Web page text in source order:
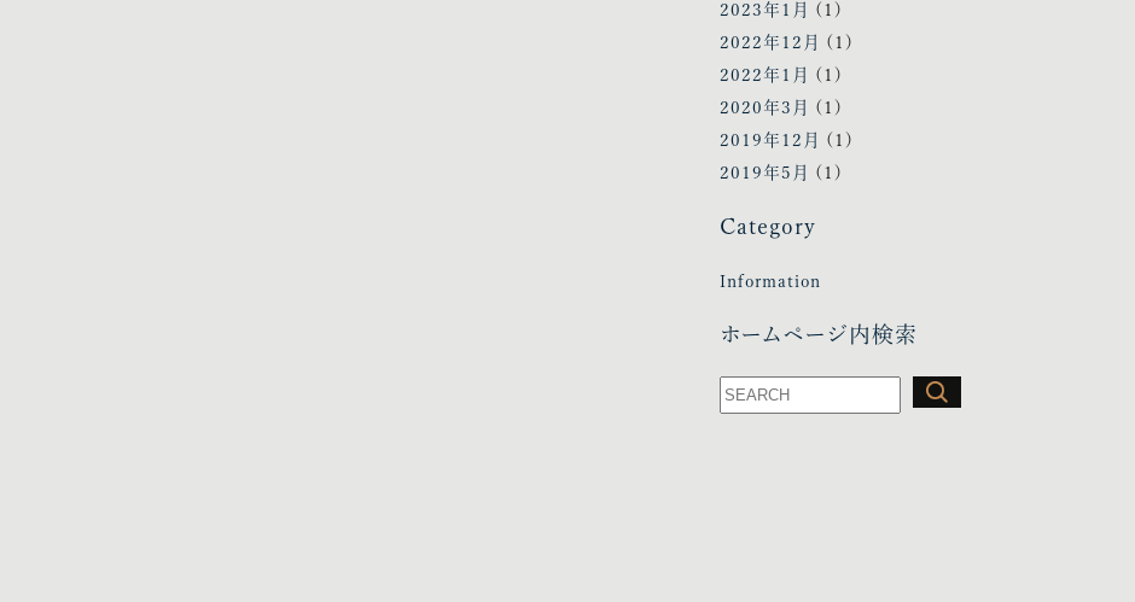
2023年1月
(1)
2022年12月
(1)
2022年1月
(1)
2020年3月
(1)
2019年12月
(1)
2019年5月
(1)
Category
Information
ホームページ内検索